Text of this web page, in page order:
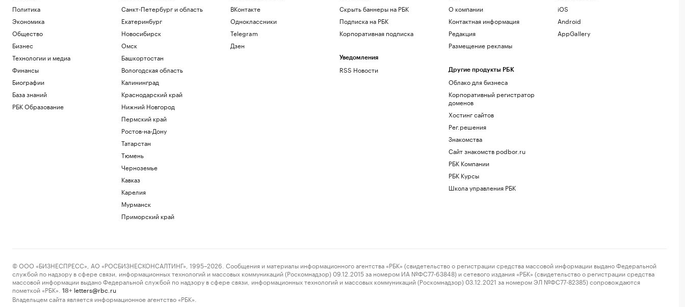
Футболист «Акрона» установил рекорд
РПЛ по заблокированным ударам
Спорт
МИД Болгарии вызвал посла Украины
из-за взрыва беспилотника
Политика
товарная биржа
РБК и Петербургская Биржа
«Локомотив» сыграл нулевую ничью с
аутсайдером РПЛ
Киева на фоне дефицита ракет ПВО
«Веселый молочник» Уолкер купил
Марат и Динара Сафины сыграют с
Политика
Экономика
Общество
Бизнес
Технологии и медиа
Финансы
Биографии
База знаний
РБК Образование
Санкт-Петербург и область
Екатеринбург
Новосибирск
Омск
Башкортостан
Вологодская область
Калининград
Краснодарский край
Нижний Новгород
Пермский край
Ростов-на-Дону
Татарстан
Тюмень
Черноземье
Кавказ
Карелия
Мурманск
Приморский край
ВКонтакте
Одноклассники
Telegram
Дзен
Скрыть баннеры на РБК
Подписка на РБК
Корпоративная подписка
Уведомления
RSS Новости
О компании
Контактная информация
Редакция
Размещение рекламы
Другие продукты РБК
Облако для бизнеса
Корпоративный регистратор
доменов
Хостинг сайтов
Рег.решения
Знакомства
Сайт знакомств podbor.ru
РБК Компании
РБК Курсы
Школа управления РБК
iOS
Android
AppGallery
© ООО «БИЗНЕСПРЕСС», АО «РОСБИЗНЕСКОНСАЛТИНГ», 1995–2026. Сообщения и материалы информационного агентства «РБК» (свидетельство о регистрации средства массовой информации выдано Федеральной
службой по надзору в сфере связи, информационных технологий и массовых коммуникаций (Роскомнадзор) 09.12.2015 за номером ИА №ФС77-63848) и сетевого издания «РБК» (свидетельство о регистрации средства
массовой информации выдано Федеральной службой по надзору в сфере связи, информационных технологий и массовых коммуникаций (Роскомнадзор) 03.12.2021 за номером ЭЛ №ФС77-82385) сопровождаются
пометкой «РБК».
18+ letters@rbc.ru
Владельцем сайта является информационное агентство «РБК».